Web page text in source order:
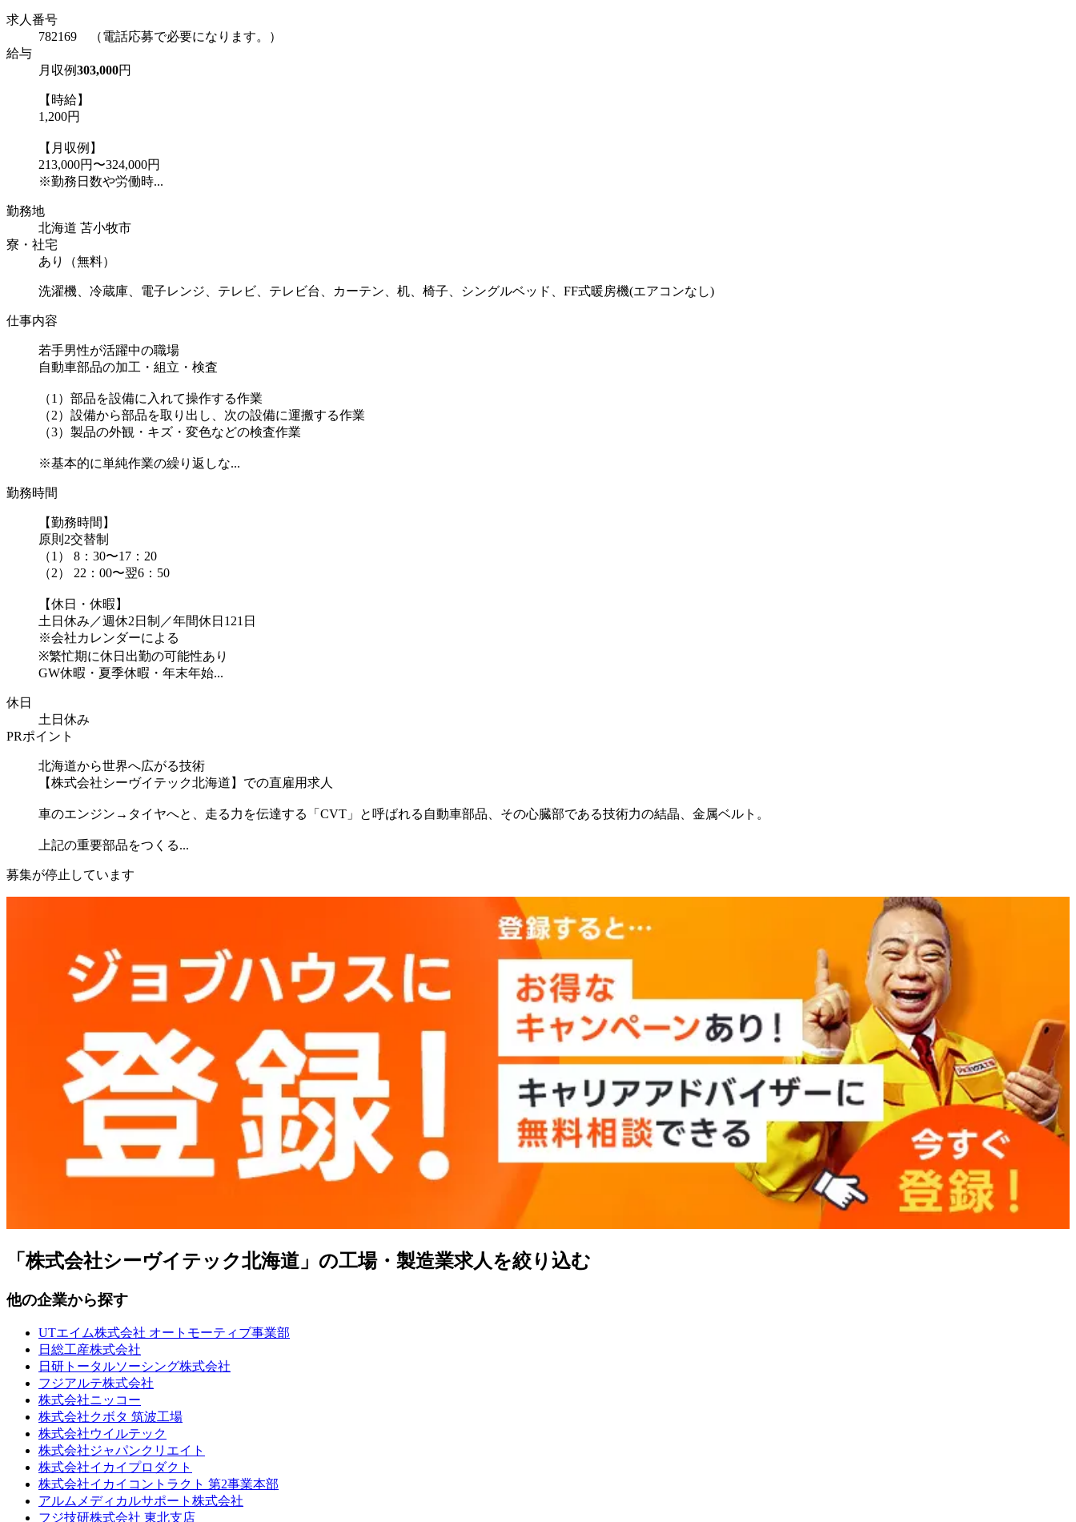
求人番号
782169 （電話応募で必要になります。）
給与
月収例303,000円
【時給】
1,200円
【月収例】
213,000円〜324,000円
※勤務日数や労働時...
勤務地
北海道 苫小牧市
寮・社宅
あり（無料）
洗濯機、冷蔵庫、電子レンジ、テレビ、テレビ台、カーテン、机、椅子、シングルベッド、FF式暖房機(エアコンなし)
仕事内容
若手男性が活躍中の職場
自動車部品の加工・組立・検査
（1）部品を設備に入れて操作する作業
（2）設備から部品を取り出し、次の設備に運搬する作業
（3）製品の外観・キズ・変色などの検査作業
※基本的に単純作業の繰り返しな...
勤務時間
【勤務時間】
原則2交替制
（1） 8：30〜17：20
（2） 22：00〜翌6：50
【休日・休暇】
土日休み／週休2日制／年間休日121日
※会社カレンダーによる
※繁忙期に休日出勤の可能性あり
GW休暇・夏季休暇・年末年始...
休日
土日休み
PRポイント
北海道から世界へ広がる技術
【株式会社シーヴイテック北海道】での直雇用求人
車のエンジン→タイヤへと、走る力を伝達する「CVT」と呼ばれる自動車部品、その心臓部である技術力の結晶、金属ベルト。
上記の重要部品をつくる...
募集が停止しています
「株式会社シーヴイテック北海道」の工場・製造業求人を絞り込む
他の企業から探す
UTエイム株式会社 オートモーティブ事業部
日総工産株式会社
日研トータルソーシング株式会社
フジアルテ株式会社
株式会社ニッコー
株式会社クボタ 筑波工場
株式会社ウイルテック
株式会社ジャパンクリエイト
株式会社イカイプロダクト
株式会社イカイコントラクト 第2事業本部
アルムメディカルサポート株式会社
フジ技研株式会社 東北支店